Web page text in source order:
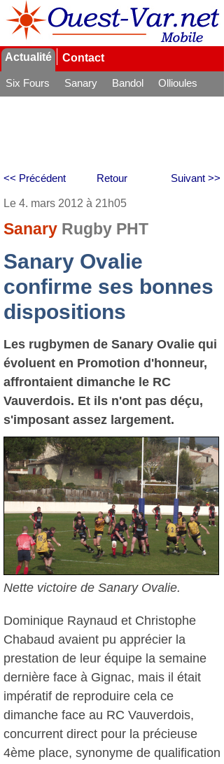
Actualité Contact
Six Fours Sanary Bandol
Ollioules
Retour
<< Précédent Suivant >>
Le 4. mars 2012 à 21h05
Sanary Rugby PHT
Sanary Ovalie
confirme ses bonnes
dispositions
Les rugbymen de Sanary Ovalie qui
évoluent en Promotion d'honneur,
affrontaient dimanche le RC
Vauverdois. Et ils n'ont pas déçu,
s'imposant assez largement.
Nette victoire de Sanary Ovalie.
Dominique Raynaud et Christophe
Chabaud avaient pu apprécier la
prestation de leur équipe la semaine
dernière face à Gignac, mais il était
impératif de reproduire cela ce
dimanche face au RC Vauverdois,
concurrent direct pour la précieuse
4ème place, synonyme de qualification